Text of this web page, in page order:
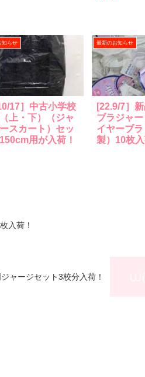
知らせ
17］中古小学校
上・下）（ジャ
スカート）セッ
用が入荷！
最新のお知らせ
[22.9/7］
ブラジャ
イヤーブ
製）10枚入
入荷！
ャージセット3校分入荷！